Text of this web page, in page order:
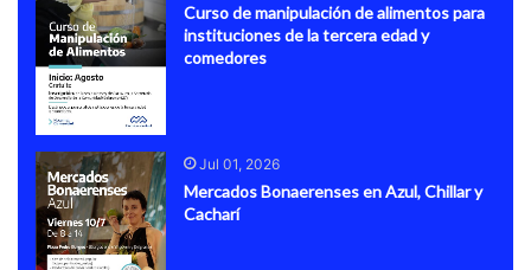
Curso de manipulación de alimentos para
instituciones de la tercera edad y
comedores
Jul 01, 2026
Mercados Bonaerenses en Azul, Chillar y
Cacharí